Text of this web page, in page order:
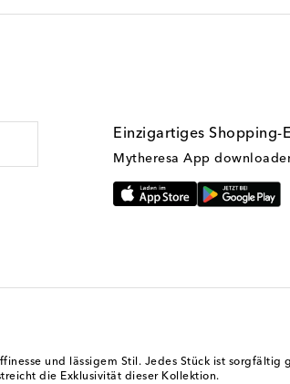
Einzigartiges Shopping-
Mytheresa App
und lässigem Stil. Jedes Stück ist
die Exklusivität dieser Kollektion.